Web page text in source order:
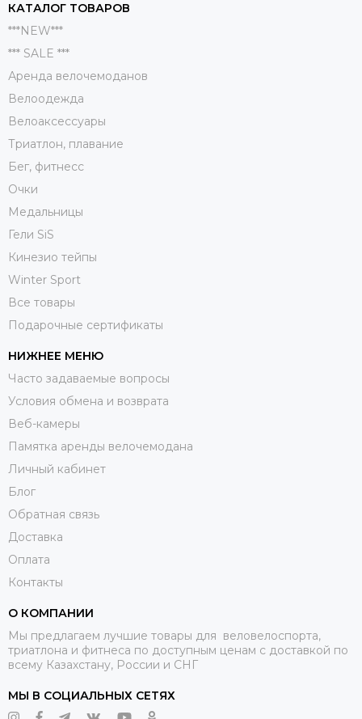
КАТАЛОГ ТОВАРОВ
***NEW***
*** SALE ***
Аренда велочемоданов
Велоодежда
Велоаксессуары
Триатлон, плавание
Бег, фитнесс
Очки
Медальницы
Гели SiS
Кинезио тейпы
Winter Sport
Все товары
Подарочные сертификаты
НИЖНЕЕ МЕНЮ
Часто задаваемые вопросы
Условия обмена и возврата
Веб-камеры
Памятка аренды велочемодана
Личный кабинет
Блог
Обратная связь
Доставка
Оплата
Контакты
О КОМПАНИИ
Мы предлагаем лучшие товары для веловелоспорта,
триатлона и фитнеса по доступным ценам с доставкой по
всему Казахстану, России и СНГ
МЫ В СОЦИАЛЬНЫХ СЕТЯХ